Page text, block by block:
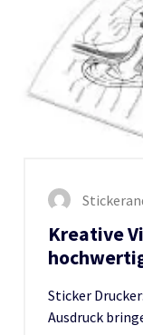
Kreative
Sticker
Ausdruck